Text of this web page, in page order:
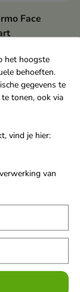
Face
Gel
voor de
Age Cryo
het hoogste
behoeften.
gegevens te
tonen, ook via
vind je hier:
van